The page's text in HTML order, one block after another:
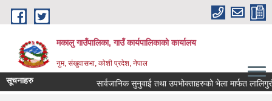
Skip to main content
मकालु गाउँपालिका, गाउँ कार्यपालिकाको कार्यालय
नुम, संखुवासभा, कोशी प्रदेश, नेपाल
सूचनाहरु सार्वजानिक सुनुवाई तथा उपभोक्ताहरुको भेला मार्फत लालिगुराँस